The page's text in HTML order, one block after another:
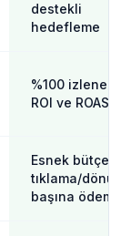
destekli
hedefleme
%100 izlenebilir
ROI ve ROAS
Esnek bütçe,
tıklama/
başına ödeme